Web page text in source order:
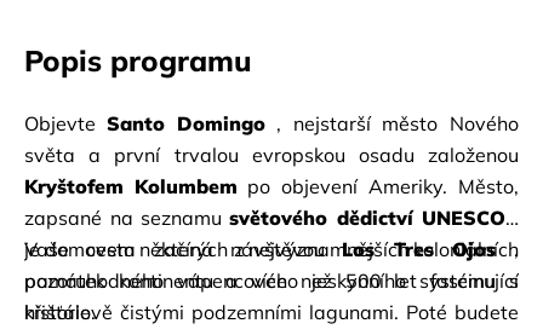
Popis programu
Objevte Santo Domingo , nejstarší město Nového
světa a první trvalou evropskou osadu založenou
Kryštofem Kolumbem po objevení Ameriky. Město,
zapsané na seznamu světového dědictví UNESCO ,
je domovem některých z nejvýznamnějších koloniálních
památek kontinentu a více než 500 let fascinující
historie.
Vaše cesta začíná návštěvou Los Tres Ojos
,
pozoruhodného vápencového jeskynního systému s
křišťálově čistými podzemními lagunami. Poté budete